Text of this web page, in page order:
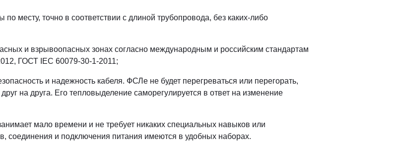
месту, точно в соответствии с длиной трубопровода, без каких-либо
и взрывоопасных зонах согласно международным и российским стандартам
ГОСТ IEC 60079-30-1-2011;
и надежность кабеля. ФСЛе не будет перегреваться или перегорать,
на друга. Его тепловыделение саморегулируется в ответ на изменение
мало времени и не требует никаких специальных навыков или
соединения и подключения питания имеются в удобных наборах.